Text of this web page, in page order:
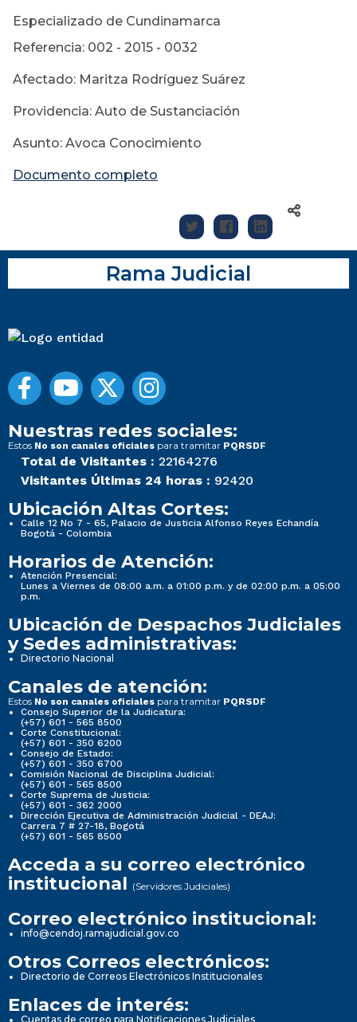
Especializado de Cundinamarca
Referencia: 002 - 2015 - 0032
Afectado: Maritza Rodríguez Suárez
Providencia: Auto de Sustanciación
Asunto: Avoca Conocimiento
Documento completo
Rama Judicial
Nuestras redes sociales:
Estos No son canales oficiales para tramitar PQRSDF
Total de Visitantes : 22164276
Visitantes Últimas 24 horas : 92420
Ubicación Altas Cortes:
Calle 12 No 7 - 65, Palacio de Justicia Alfonso Reyes Echandía
Bogotá - Colombia
Horarios de Atención:
Atención Presencial:
Lunes a Viernes de 08:00 a.m. a 01:00 p.m. y de 02:00 p.m. a 05:00
p.m.
Ubicación de Despachos Judiciales
y Sedes administrativas:
Directorio Nacional
Canales de atención:
Estos No son canales oficiales para tramitar PQRSDF
Consejo Superior de la Judicatura:
(+57) 601 - 565 8500
Corte Constitucional:
(+57) 601 - 350 6200
Consejo de Estado:
(+57) 601 - 350 6700
Comisión Nacional de Disciplina Judicial:
(+57) 601 - 565 8500
Corte Suprema de Justicia:
(+57) 601 - 362 2000
Dirección Ejecutiva de Administración Judicial - DEAJ:
Carrera 7 # 27-18, Bogotá
(+57) 601 - 565 8500
Acceda a su correo electrónico
institucional (Servidores Judiciales)
Correo electrónico institucional:
info@cendoj.ramajudicial.gov.co
Otros Correos electrónicos:
Directorio de Correos Electrónicos Institucionales
Enlaces de interés:
Cuentas de correo para Notificaciones Judiciales